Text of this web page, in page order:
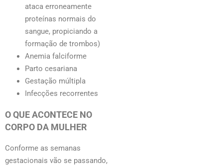
ataca erroneamente
proteínas normais do
sangue, propiciando a
formação de trombos)
Anemia falciforme
Parto cesariana
Gestação múltipla
Infecções recorrentes
O QUE ACONTECE NO
CORPO DA MULHER
Conforme as semanas
gestacionais vão se passando,